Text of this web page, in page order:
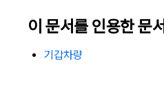
이 문서를 인용한 문서
기갑차량